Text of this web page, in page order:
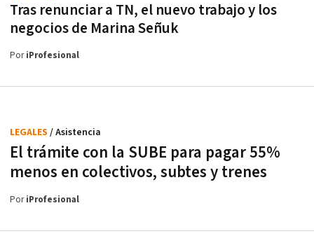
Tras renunciar a TN, el nuevo trabajo y los
negocios de Marina Señuk
PoriProfesional
El trámite con la SUBE para pagar 55%
menos en colectivos, subtes y trenes
LEGALES / Asistencia
PoriProfesional